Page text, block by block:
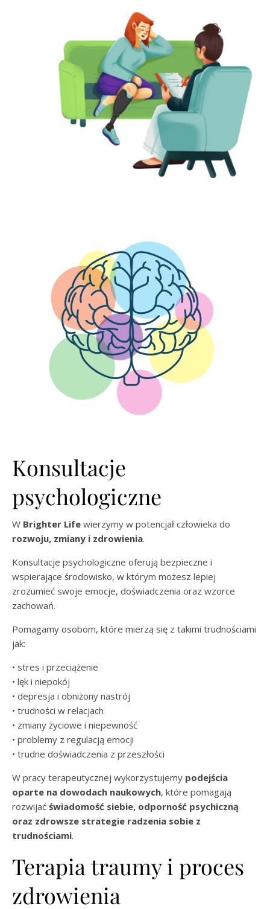
Konsultacje
psychologiczne
W Brighter Life wierzymy w potencjał człowieka do
rozwoju, zmiany i zdrowienia.
Konsultacje psychologiczne oferują bezpieczne i
wspierające środowisko, w którym możesz lepiej
zrozumieć swoje emocje, doświadczenia oraz wzorce
zachowań.
Pomagamy osobom, które mierzą się z takimi trudnościami
jak:
• stres i przeciążenie
• lęk i niepokój
• depresja i obniżony nastrój
• trudności w relacjach
• zmiany życiowe i niepewność
• problemy z regulacją emocji
• trudne doświadczenia z przeszłości
W pracy terapeutycznej wykorzystujemy podejścia
oparte na dowodach naukowych, które pomagają
rozwijać świadomość siebie, odporność psychiczną
oraz zdrowsze strategie radzenia sobie z
trudnościami.
Terapia traumy i proces
zdrowienia